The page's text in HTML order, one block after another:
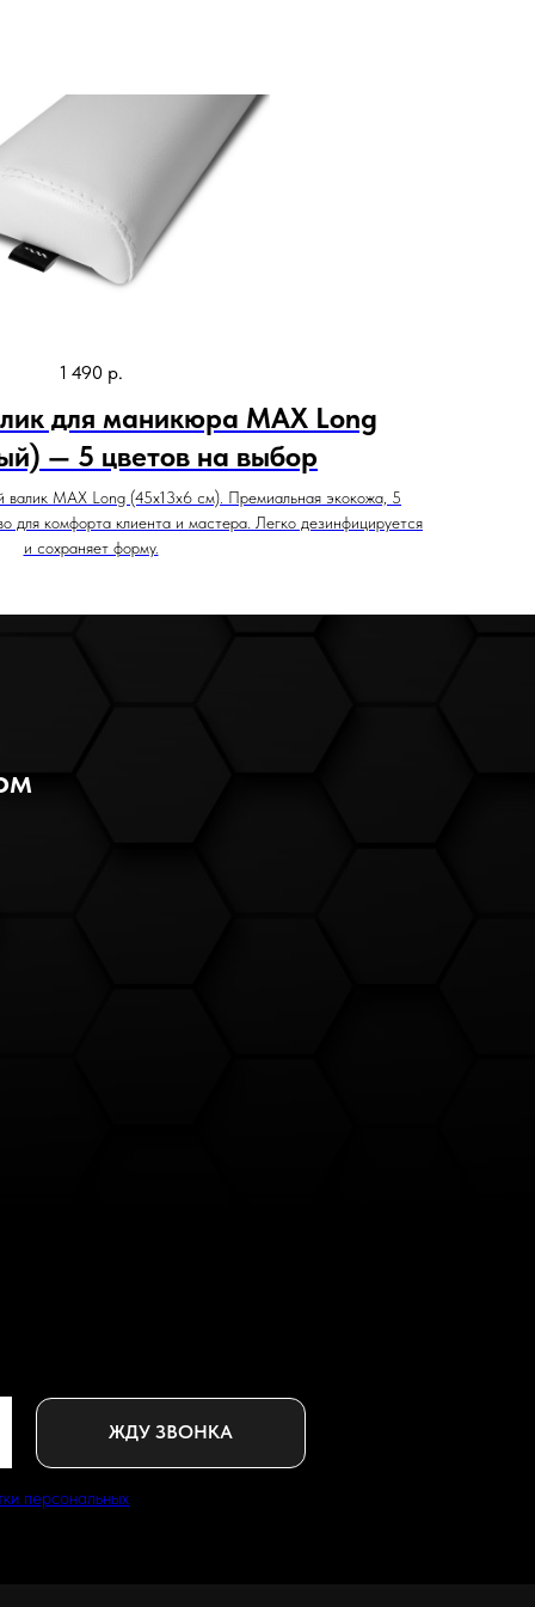
1 490 р.
для маникюра MAX Long
— 5 цветов на выбор
MAX Long (45х13х6 см). Премиальная экокожа, 5
для комфорта клиента и мастера. Легко дезинфицируется
и сохраняет форму.
персональных
ЖДУ ЗВОНКА